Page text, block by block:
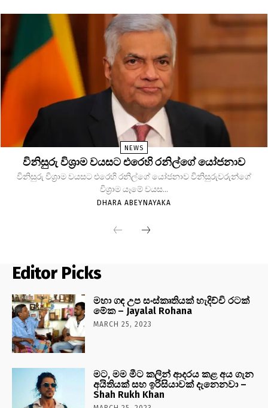
NEWS
විනිසුරු විශ්‍රාම වයසට එරෙහි රනිල්ගේ යෝජනාව
විනිසුරු විශ්‍රාම වයසට එරෙහි රනිල්ගේ යෝජනාව විනිසුරුවරුන්ගේ
විශ්‍රාම යෑමේ වයස...
DHARA ABEYNAYAKA
Editor Picks
මහා ගඳ උප සංස්කෘතියක් හැදිච්චි රටක්
මේක – Jayalal Rohana
MARCH 25, 2023
මට, මම මීට කලින් ආදරය කළ අය ගැන
අයිතියක් සහ ඉරිසියාවක් දැනෙනවා –
Shah Rukh Khan